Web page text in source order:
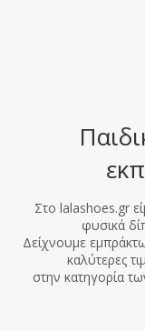
Στο lalashoes.gr
φυσικά
Δείχνουμε
καλύτερες
στην κατηγορία